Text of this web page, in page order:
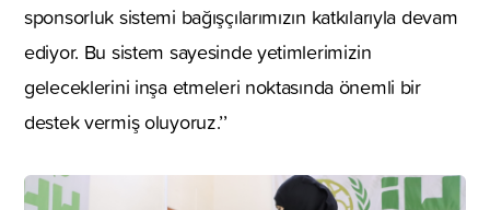
sponsorluk sistemi bağışçılarımızın katkılarıyla devam
ediyor. Bu sistem sayesinde yetimlerimizin
geleceklerini inşa etmeleri noktasında önemli bir
destek vermiş oluyoruz.’’